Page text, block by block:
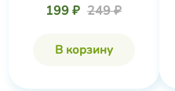
199 ₽ 249 ₽
В корзину